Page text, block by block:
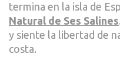
termina en la isla de
Natural de Ses Salines
y siente la libertad de
costa.